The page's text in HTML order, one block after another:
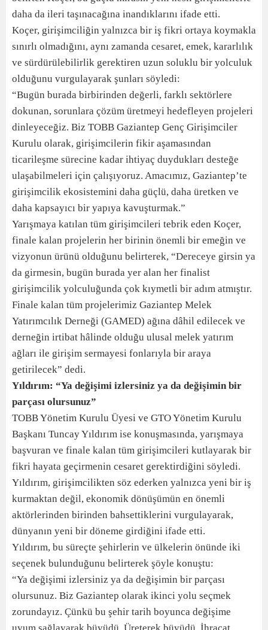
daha da ileri taşınacağına inandıklarını ifade etti.
Koçer, girişimciliğin yalnızca bir iş fikri ortaya koymakla
sınırlı olmadığını, aynı zamanda cesaret, emek, kararlılık
ve sürdürülebilirlik gerektiren uzun soluklu bir yolculuk
olduğunu vurgulayarak şunları söyledi:
“Bugün burada birbirinden değerli, farklı sektörlere
dokunan, sorunlara çözüm üretmeyi hedefleyen projeleri
dinleyeceğiz. Biz TOBB Gaziantep Genç Girişimciler
Kurulu olarak, girişimcilerin fikir aşamasından
ticarileşme sürecine kadar ihtiyaç duydukları desteğe
ulaşabilmeleri için çalışıyoruz. Amacımız, Gaziantep’te
girişimcilik ekosistemini daha güçlü, daha üretken ve
daha kapsayıcı bir yapıya kavuşturmak.”
Yarışmaya katılan tüm girişimcileri tebrik eden Koçer,
finale kalan projelerin her birinin önemli bir emeğin ve
vizyonun ürünü olduğunu belirterek, “Dereceye girsin ya
da girmesin, bugün burada yer alan her finalist
girişimcilik yolculuğunda çok kıymetli bir adım atmıştır.
Finale kalan tüm projelerimiz Gaziantep Melek
Yatırımcılık Derneği (GAMED) ağına dâhil edilecek ve
derneğin irtibat hâlinde olduğu ulusal melek yatırım
ağları ile girişim sermayesi fonlarıyla bir araya
getirilecek” dedi.
Yıldırım: “Ya değişimi izlersiniz ya da değişimin bir
parçası olursunuz”
TOBB Yönetim Kurulu Üyesi ve GTO Yönetim Kurulu
Başkanı Tuncay Yıldırım ise konuşmasında, yarışmaya
başvuran ve finale kalan tüm girişimcileri kutlayarak bir
fikri hayata geçirmenin cesaret gerektirdiğini söyledi.
Yıldırım, girişimcilikten söz ederken yalnızca yeni bir iş
kurmaktan değil, ekonomik dönüşümün en önemli
aktörlerinden birinden bahsettiklerini vurgulayarak,
dünyanın yeni bir döneme girdiğini ifade etti.
Yıldırım, bu süreçte şehirlerin ve ülkelerin önünde iki
seçenek bulunduğunu belirterek şöyle konuştu:
“Ya değişimi izlersiniz ya da değişimin bir parçası
olursunuz. Biz Gaziantep olarak ikinci yolu seçmek
zorundayız. Çünkü bu şehir tarih boyunca değişime